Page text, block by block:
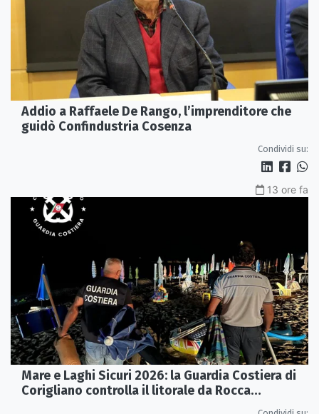
Addio a Raffaele De Rango, l’imprenditore che
guidò Confindustria Cosenza
Condividi su:
13 ore fa
Mare e Laghi Sicuri 2026: la Guardia Costiera di
Corigliano controlla il litorale da Rocca